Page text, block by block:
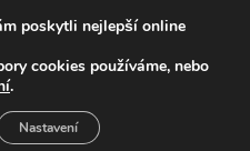
494
poskytli nejlepší online
cookies používáme, nebo
.
Nastavení